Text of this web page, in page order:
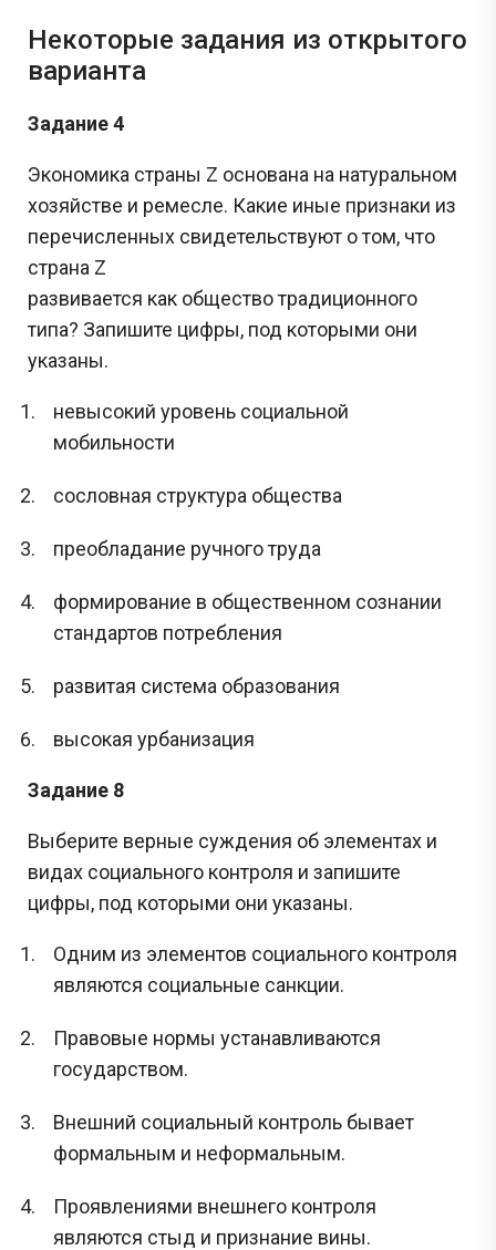
Некоторые задания из открытого
варианта
Задание 4
Экономика страны Z основана на натуральном
хозяйстве и ремесле. Какие иные признаки из
перечисленных свидетельствуют о том, что
страна Z
развивается как общество традиционного
типа? Запишите цифры, под которыми они
указаны.
невысокий уровень социальной
мобильности
сословная структура общества
преобладание ручного труда
формирование в общественном сознании
стандартов потребления
развитая система образования
высокая урбанизация
Задание 8
Выберите верные суждения об элементах и
видах социального контроля и запишите
цифры, под которыми они указаны.
Одним из элементов социального контроля
являются социальные санкции.
Правовые нормы устанавливаются
государством.
Внешний социальный контроль бывает
формальным и неформальным.
Проявлениями внешнего контроля
являются стыд и признание вины.